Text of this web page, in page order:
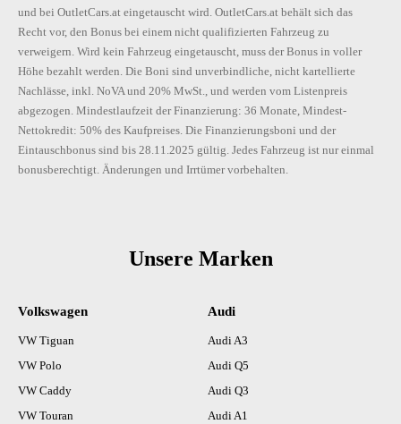
und bei OutletCars.at eingetauscht wird. OutletCars.at behält sich das
Recht vor, den Bonus bei einem nicht qualifizierten Fahrzeug zu
verweigern. Wird kein Fahrzeug eingetauscht, muss der Bonus in voller
Höhe bezahlt werden. Die Boni sind unverbindliche, nicht kartellierte
Nachlässe, inkl. NoVA und 20% MwSt., und werden vom Listenpreis
abgezogen. Mindestlaufzeit der Finanzierung: 36 Monate, Mindest-
Nettokredit: 50% des Kaufpreises. Die Finanzierungsboni und der
Eintauschbonus sind bis 28.11.2025 gültig. Jedes Fahrzeug ist nur einmal
bonusberechtigt. Änderungen und Irrtümer vorbehalten.
Unsere Marken
Volkswagen
VW Tiguan
VW Polo
VW Caddy
VW Touran
Audi
Audi A3
Audi Q5
Audi Q3
Audi A1